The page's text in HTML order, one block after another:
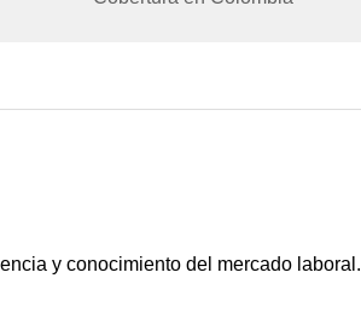
y conocimiento del mercado laboral.